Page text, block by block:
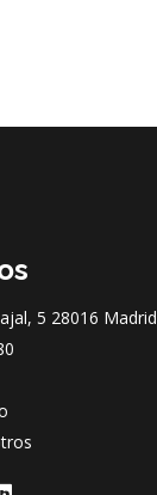
5 28016 Madrid